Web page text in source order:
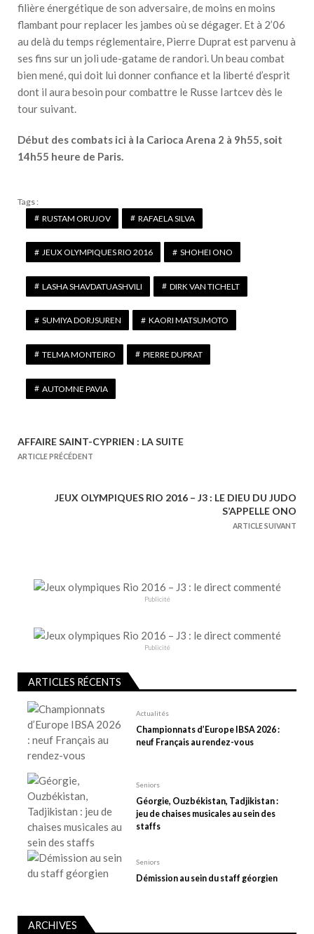
filière énergétique de son adversaire, de moins en moins
flambant pour replacer les jambes où se dégager. Et à 2’06
au delà du temps réglementaire, Pierre Duprat est parvenu à
ses fins sur un joli ude-gatame de randori. Un beau combat
bien mené, qui doit lui donner confiance et la liberté d’esprit
dont il aura besoin pour combattre le Russe Iartcev dès le
tour suivant.
Début des combats ici à la Carioca Arena 2 à 9h55, soit
14h55 heure de Paris.
Tags :
RUSTAM ORUJOV
RAFAELA SILVA
JEUX OLYMPIQUES RIO 2016 SHOHEI ONO
LASHA SHAVDATUASHVILI DIRK VAN TICHELT
SUMIYA DORJSUREN KAORI MATSUMOTO
TELMA MONTEIRO PIERRE DUPRAT
AUTOMNE PAVIA
N
l
’
AFFAIRE SAINT-CYPRIEN : LA SUITE
ARTICLE PRÉCÉDENT
JEUX OLYMPIQUES RIO 2016 – J3 : LE DIEU DU JUDO
S’APPELLE ONO
ARTICLE SUIVANT
Publicité
Publicité
ARTICLES RÉCENTS
Actualités
Championnats d’Europe IBSA 2026 :
neuf Français au rendez-vous
Seniors
Géorgie, Ouzbékistan, Tadjikistan :
jeu de chaises musicales au sein des
staffs
Seniors
Démission au sein du staff géorgien
ARCHIVES